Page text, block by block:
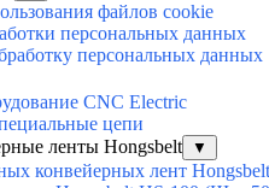
файлов cookie
персональных данных
персональных данных
CNC Electric
цепи
ленты Hongsbelt
▼
конвейерных лент Hongsbelt